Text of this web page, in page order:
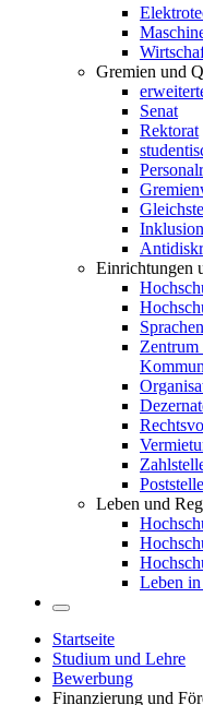
Gremien und
Senat
Rektorat
Inklusion
Einrichtungen
Poststelle
Leben und
Leben in
Startseite
Studium und Lehre
Bewerbung
Finanzierung und